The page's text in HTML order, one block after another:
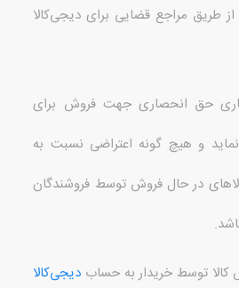
طریق مراجع قضایی برای دیجی‌کالا
حق انحصاری جهت فروش برای
و هیچ گونه اعتراضی نسبت به
در حال فروش توسط فروشندگان
.
توسط خریدار به حساب دیجی‌کالا